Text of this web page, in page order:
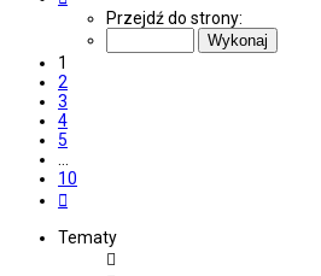
Przejdź do strony:
1
2
3
4
5
…
10
Tematy